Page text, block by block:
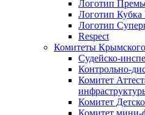
Логотип
Логотип
Логотип
Respect
Комитеты
Судейско-
Контрольно-
Комитет
Комитет
Комитет мини-